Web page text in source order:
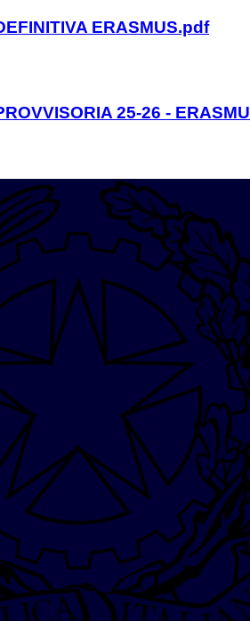
ERASMUS.pdf
25-26 -